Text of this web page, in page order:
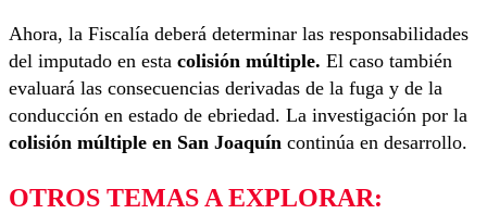
Ahora, la Fiscalía deberá determinar las responsabilidades
del imputado en esta colisión múltiple. El caso también
evaluará las consecuencias derivadas de la fuga y de la
conducción en estado de ebriedad. La investigación por la
colisión múltiple en San Joaquín continúa en desarrollo.
OTROS TEMAS A EXPLORAR: